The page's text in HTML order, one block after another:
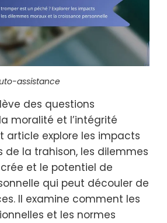
assistance
des questions
moralité et l’intégrité
article explore les impacts
de la trahison, les dilemmes
et le potentiel de
qui peut découler de
Il examine comment les
et les normes